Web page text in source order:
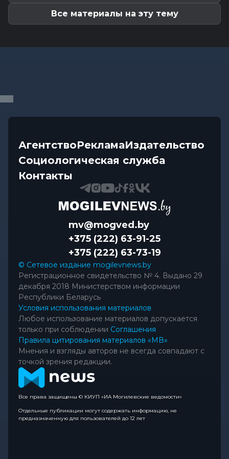
Видеоновости
Готовим вкусно | медальоны из говядины, салат
обозначил проблемы...
Все материалы на эту тему
АгентствоРекламаИздательство
Социологическая служба
Контакты
mv@mogved.by
+375 (222) 63-91-25
+375 (222) 63-73-19
© Сетевое издание mogilevnews.by
Регистрационное свидетельство № 4. Выдано 29
декабря 2018 Министерством информации
Республики Беларусь
Условия использования материалов
Любое использование материалов допускается
только при соблюдении Соглашения
Правила цитирования материалов «МВ»
Мнения и взгляды авторов не всегда совпадают с
точкой зрения редакции.
Все права защищены © КИУП «ИА Могилевские ведомости»
Отдельные публикации могут содержать информацию, не
предназначенную для пользователей до 12 лет